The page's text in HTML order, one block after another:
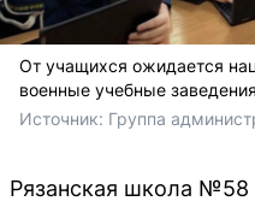
От учащихся ожидается
военные учебные заведения
Источник: Группа
Рязанская школа №58